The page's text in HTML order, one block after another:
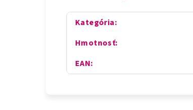
Kategória:
Hmotnosť:
EAN: